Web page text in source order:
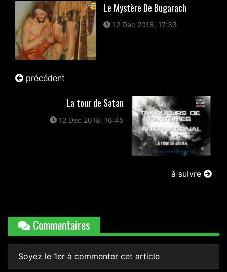
Le Mystère De Bugarach
12 Dec 2018, 17:33
précédent
La tour de Satan
12 Dec 2018, 16:45
à suivre
Commentaires
Soyez le 1er à commenter cet article